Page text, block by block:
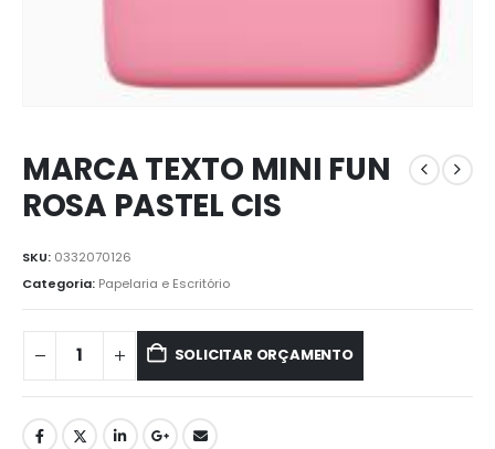
MARCA TEXTO MINI FUN
ROSA PASTEL CIS
SKU: 0332070126
Categoria: Papelaria e Escritório
SOLICITAR ORÇAMENTO